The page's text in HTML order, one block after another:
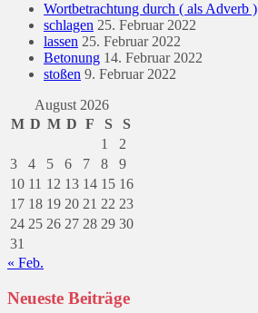
Wortbetrachtung durch ( als Adverb )
schlagen 25. Februar 2022
lassen 25. Februar 2022
Betonung 14. Februar 2022
stoßen 9. Februar 2022
August 2026
M D M D F S
S
1
2
3
4 5 6 7 8
9
10 11 12 13 14 15 16
17 18 19 20 21 22 23
24 25 26 27 28 29 30
31
« Feb.
Neueste Beiträge